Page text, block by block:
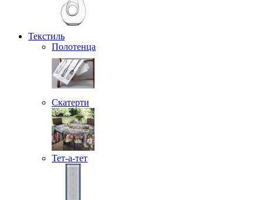
Текстиль
Полотенца
Скатерти
Тет-а-тет